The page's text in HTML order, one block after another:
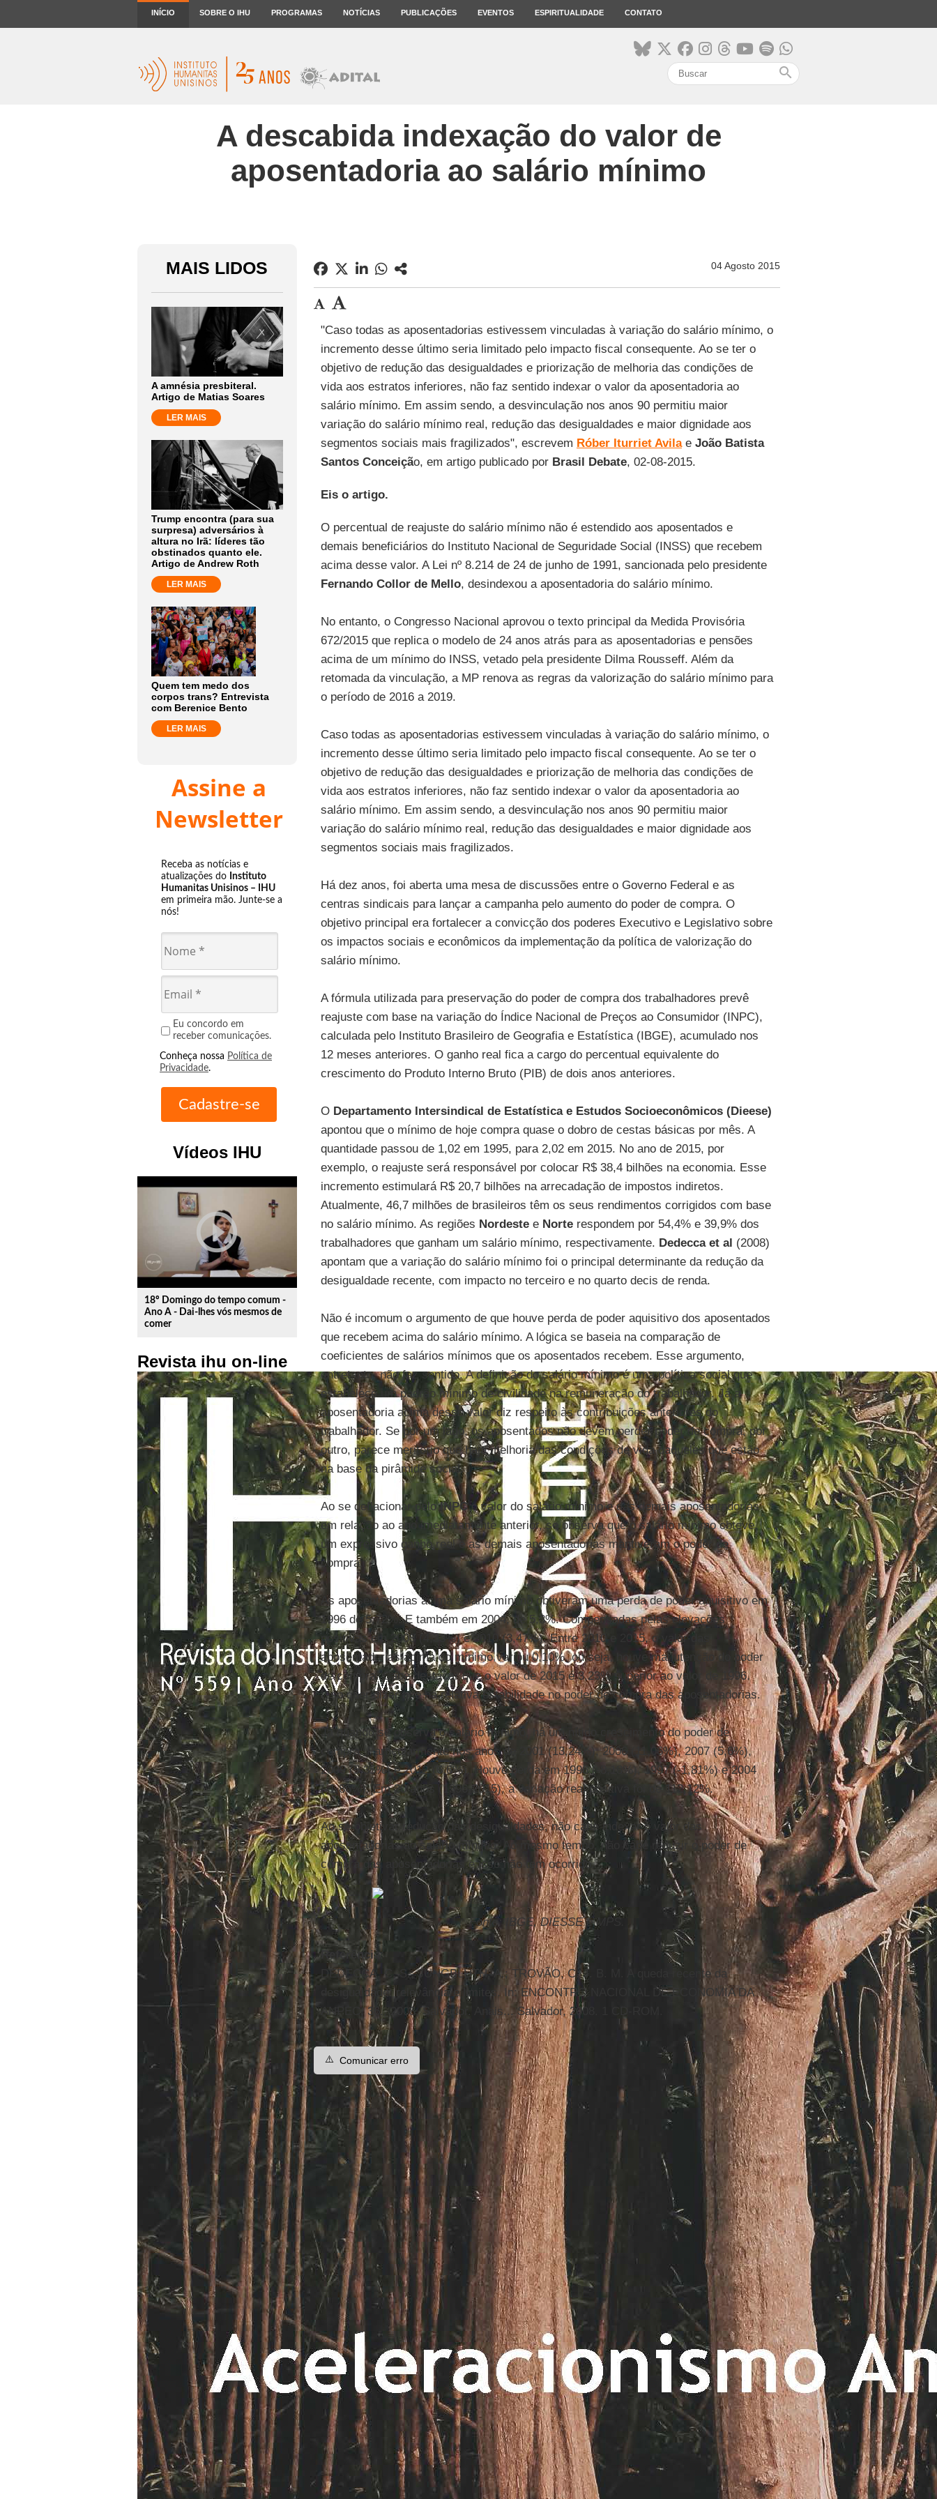
INÍCIO SOBRE O IHU PROGRAMAS NOTÍCIAS PUBLICAÇÕES EVENTOS ESPIRITUALIDADE CONTATO
search
A descabida indexação do valor de
aposentadoria ao salário mínimo
MAIS LIDOS
A amnésia presbiteral.
Artigo de Matias Soares
LER MAIS
Trump encontra (para sua
surpresa) adversários à
altura no Irã: líderes tão
obstinados quanto ele.
Artigo de Andrew Roth
LER MAIS
Quem tem medo dos
corpos trans? Entrevista
com Berenice Bento
LER MAIS
Assine a
Newsletter
Receba as notícias e
atualizações do Instituto
Humanitas Unisinos – IHU
em primeira mão. Junte-se a
nós!
Eu concordo em
receber comunicações.
Conheça nossa Política de
Privacidade.
Vídeos IHU
play_circle_outline
18º Domingo do tempo comum -
Ano A - Dai-lhes vós mesmos de
comer
Revista ihu on-line
04 Agosto 2015
"Caso todas as aposentadorias estivessem vinculadas à variação do salário mínimo, o
incremento desse último seria limitado pelo impacto fiscal consequente. Ao se ter o
objetivo de redução das desigualdades e priorização de melhoria das condições de
vida aos estratos inferiores, não faz sentido indexar o valor da aposentadoria ao
salário mínimo. Em assim sendo, a desvinculação nos anos 90 permitiu maior
variação do salário mínimo real, redução das desigualdades e maior dignidade aos
segmentos sociais mais fragilizados", escrevem Róber Iturriet Avilae João Batista
Santos Conceição, em artigo publicado por Brasil Debate, 02-08-2015.
Eis o artigo.
O percentual de reajuste do salário mínimo não é estendido aos aposentados e
demais beneficiários do Instituto Nacional de Seguridade Social (INSS) que recebem
acima desse valor. A Lei nº 8.214 de 24 de junho de 1991, sancionada pelo presidente
Fernando Collor de Mello, desindexou a aposentadoria do salário mínimo.
No entanto, o Congresso Nacional aprovou o texto principal da Medida Provisória
672/2015 que replica o modelo de 24 anos atrás para as aposentadorias e pensões
acima de um mínimo do INSS, vetado pela presidente Dilma Rousseff. Além da
retomada da vinculação, a MP renova as regras da valorização do salário mínimo para
o período de 2016 a 2019.
Caso todas as aposentadorias estivessem vinculadas à variação do salário mínimo, o
incremento desse último seria limitado pelo impacto fiscal consequente. Ao se ter o
objetivo de redução das desigualdades e priorização de melhoria das condições de
vida aos estratos inferiores, não faz sentido indexar o valor da aposentadoria ao
salário mínimo. Em assim sendo, a desvinculação nos anos 90 permitiu maior
variação do salário mínimo real, redução das desigualdades e maior dignidade aos
segmentos sociais mais fragilizados.
Há dez anos, foi aberta uma mesa de discussões entre o Governo Federal e as
centras sindicais para lançar a campanha pelo aumento do poder de compra. O
objetivo principal era fortalecer a convicção dos poderes Executivo e Legislativo sobre
os impactos sociais e econômicos da implementação da política de valorização do
salário mínimo.
A fórmula utilizada para preservação do poder de compra dos trabalhadores prevê
reajuste com base na variação do Índice Nacional de Preços ao Consumidor (INPC),
calculada pelo Instituto Brasileiro de Geografia e Estatística (IBGE), acumulado nos
12 meses anteriores. O ganho real fica a cargo do percentual equivalente do
crescimento do Produto Interno Bruto (PIB) de dois anos anteriores.
O Departamento Intersindical de Estatística e Estudos Socioeconômicos (Dieese)
apontou que o mínimo de hoje compra quase o dobro de cestas básicas por mês. A
quantidade passou de 1,02 em 1995, para 2,02 em 2015. No ano de 2015, por
exemplo, o reajuste será responsável por colocar R$ 38,4 bilhões na economia. Esse
incremento estimulará R$ 20,7 bilhões na arrecadação de impostos indiretos.
Atualmente, 46,7 milhões de brasileiros têm os seus rendimentos corrigidos com base
no salário mínimo. As regiões Nordestee Norterespondem por 54,4% e 39,9% dos
trabalhadores que ganham um salário mínimo, respectivamente. Dedecca et al (2008)
apontam que a variação do salário mínimo foi o principal determinante da redução da
desigualdade recente, com impacto no terceiro e no quarto decis de renda.
Não é incomum o argumento de que houve perda de poder aquisitivo dos aposentados
que recebem acima do salário mínimo. A lógica se baseia na comparação de
coeficientes de salários mínimos que os aposentados recebem. Esse argumento,
entretanto, não faz sentido. A definição do salário mínimo é uma política social que
estabelece um padrão mínimo de civilidade na remuneração do trabalhador. Já a
aposentadoria acima desse valor diz respeito às contribuições anteriores do
trabalhador. Se por um lado, os aposentados não devem perder poder de compra, por
outro, parece meritório que haja melhoria das condições de vida daqueles que estão
na base da pirâmide social.
Ao se deflacionar peloINPCo valor do salário mínimo e das demais aposentadorias
em relação ao ano imediatamente anterior, se observa que o salário mínimo obteve
um expressivo ganho real e as demais aposentadorias mantiveram o poder de
compra.
As aposentadorias acima salário mínimo obtiveram uma perda de poder aquisitivo em
1996 de 5,72%. E também em 2004, de 5,3%. Compensadas pelas elevações
positivas em 2003 (4,33%) e 2010 (3,47%). Entre 2010 e 2015, o valor das
aposentadorias acima do mínimo variou 0,10%, ou seja, houve manutenção do poder
de compra. Cabe destacar que o valor de 2015 é 3,23% superior ao valor de 1996.
Isso quer dizer que há relativa estabilidade no poder de compra das aposentadorias.
Já quando se observa o salário mínimo, há um nítido crescimento do poder de
compra. Particularmente nos anos de 2001 (13,24%), 2006 (11,06%), 2007 (5,6%),
2009 (5,35%) e 2012 (6,6%). Houve perda em 1996 (-8,18%), 1997 (-1,81%) e 2004
(-1,86%). Em 20 anos (1996-2015), a variação real positiva foi de 112,12%.
Ao se objetivar redução das desigualdades, não cabe indexar o valor das
aposentadorias ao salário mínimo. Ao mesmo tempo, não cabe reduzir o poder de
compra das aposentadorias e isso não tem ocorrido.
Fonte: IBGE, DIESSE e MPS.
Referência:
DEDECCA, C. S.; JUNGBLUTH, A.; TROVÃO, C. J. B. M. A queda recente da
desigualdade: relevância e limites. In: ENCONTRO NACIONAL DE ECONOMIA DA
ANPEC, 36., 2008, Salvador. Anais... Salvador, 2008. 1 CD-ROM.
⚠️ Comunicar erro